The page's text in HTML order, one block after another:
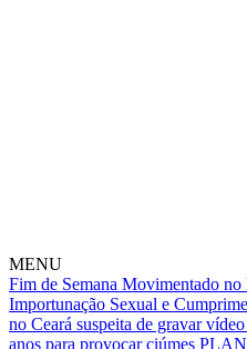
MENU
Fim de Semana Movimentado
Importunação Sexual e
no Ceará suspeita de gravar
anos para provocar ciúmes